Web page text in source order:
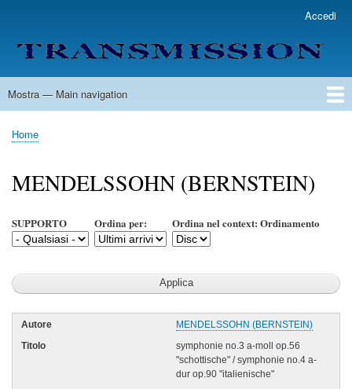
contenuto
principale
account
menu
Accedi
Main
Mostra — Main navigation
Home
Lista Autori
Contatti
Spedizione & Consegna
Legenda
Condizioni per l'uso
Briciole
pane
Home
MENDELSSOHN (BERNSTEIN)
SUPPORTO Ordina per: Ordina nel context: Ordinamento
MENDELSSOHN (BERNSTEIN)
symphonie no.3 a-moll op.56
"schottische" / symphonie no.4 a-
dur op.90 "italienische"